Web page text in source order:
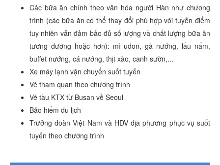
Các bữa ăn chính theo văn hóa người Hàn như chương
trình (các bữa ăn có thể thay đổi phù hợp với tuyến điểm
tuy nhiên vẫn đảm bảo đủ số lượng và chất lượng bữa ăn
tương đương hoặc hơn): mì udon, gà nướng, lẩu nấm,
buffet nướng, cá nướng, thịt xào, canh sườn,...
Xe máy lạnh vận chuyển suốt tuyến
Vé tham quan theo chương trình
Vé tàu KTX từ Busan về Seoul
Bảo hiểm du lịch
Trưởng đoàn Việt Nam và HDV địa phương phục vụ suốt
tuyến theo chương trình